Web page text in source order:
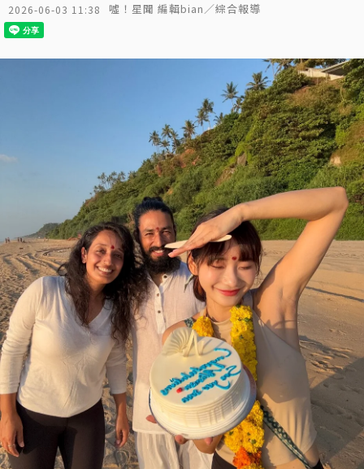
2026-06-03 11:38 噓！星聞 編輯bian／綜合報導